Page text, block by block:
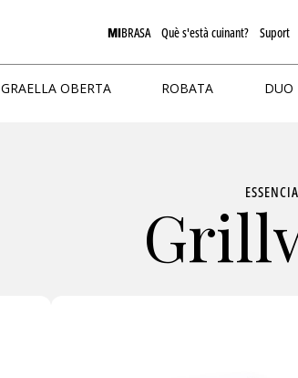
MIBRASA Què s'està cuinant? Suport
GRAELLA OBERTA ROBATA DUO